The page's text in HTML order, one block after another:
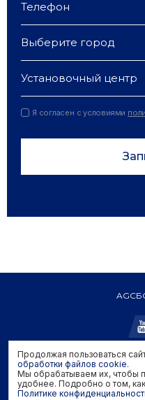
Выберите город
Установочный центр
Я согласен с условиями
AGC
Copyright © 2026
Политика
Политика
Продолжая пользоваться
обработки файлов cookie.
Мы обрабатываем их, чтобы
удобнее. Подробно о том,
Политике